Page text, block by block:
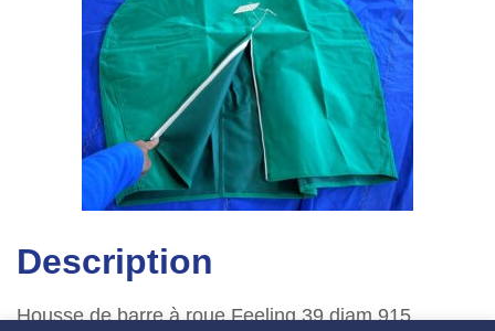
Description
Housse de barre à roue Feeling 39 diam 915